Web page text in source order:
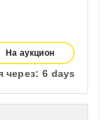
На аукцион
через: 6 days